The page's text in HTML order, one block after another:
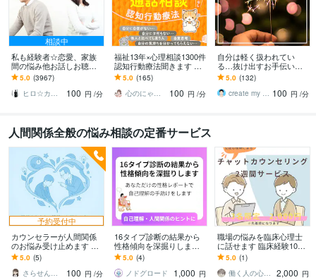
相談中
私も経験者☆恋愛、家族
間の悩み他お話しお聴き
します 心理カウンセラー
が恋愛・復縁・夫婦問題
等☆解決策を共有します
5.0 (3967)
ヒロ☆カウンセリング＆コンサルティング
100 円 /分
福祉13年×心理相談1300件
認知行動療法聞きます コ
コナラ10年1300件で人間
関係の悩みに寄り添いア
ドバイス
5.0 (165)
心のにゃん友 ゆかこ【うつ・復縁相談】
100 円 /分
自分は軽く扱われてい
る…抜け出すお手伝いを
します バカにされる、都
合よく使われる、マウン
トを取られるとき
5.0 (132)
create my life 100 円 /分
人間関係全般の悩み相談の定番サービス
予約受付中
カウンセラーが人間関係
のお悩み受け止めます 心
理学的知見からあなたと
あの人について読み解い
ていきましょう
5.0 (5)
さらせんせい
100 円 /分
16タイプ診断の結果から
性格傾向を深掘りします
診断結果から自己理解の
促進と対人傾向を分析し
ます
5.0 (4)
ノドグロード
1,000 円
職場の悩みを臨床心理士
に話せます 臨床経験10年
以上の臨床心理士があな
たをサポート
5.0 (1)
働く人の心のサポート_ささくら先生
2,000 円